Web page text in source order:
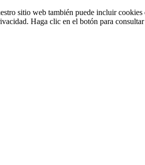
sitio web también puede incluir
Haga clic en el botón para